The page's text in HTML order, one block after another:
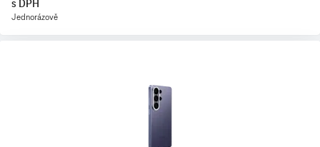
s DPH
Jednorázově